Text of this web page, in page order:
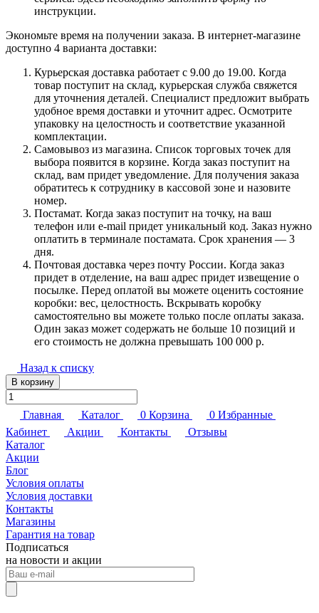
инструкции.
Экономьте время на получении заказа. В интернет-магазине
доступно 4 варианта доставки:
Курьерская доставка работает с 9.00 до 19.00. Когда
товар поступит на склад, курьерская служба свяжется
для уточнения деталей. Специалист предложит выбрать
удобное время доставки и уточнит адрес. Осмотрите
упаковку на целостность и соответствие указанной
комплектации.
Самовывоз из магазина. Список торговых точек для
выбора появится в корзине. Когда заказ поступит на
склад, вам придет уведомление. Для получения заказа
обратитесь к сотруднику в кассовой зоне и назовите
номер.
Постамат. Когда заказ поступит на точку, на ваш
телефон или e-mail придет уникальный код. Заказ нужно
оплатить в терминале постамата. Срок хранения — 3
дня.
Почтовая доставка через почту России. Когда заказ
придет в отделение, на ваш адрес придет извещение о
посылке. Перед оплатой вы можете оценить состояние
коробки: вес, целостность. Вскрывать коробку
самостоятельно вы можете только после оплаты заказа.
Один заказ может содержать не больше 10 позиций и
его стоимость не должна превышать 100 000 р.
Назад к списку
В корзину
Главная Каталог 0 Корзина 0 Избранные
Кабинет
Акции Контакты
Отзывы
Каталог
Акции
Блог
Условия оплаты
Условия доставки
Контакты
Магазины
Гарантия на товар
Подписаться
на новости и акции